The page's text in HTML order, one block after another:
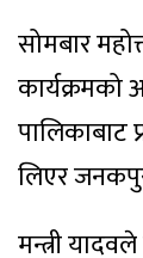
सोमबार
कार्यक्रमको
पालिकाबाट
लिएर
मन्त्री